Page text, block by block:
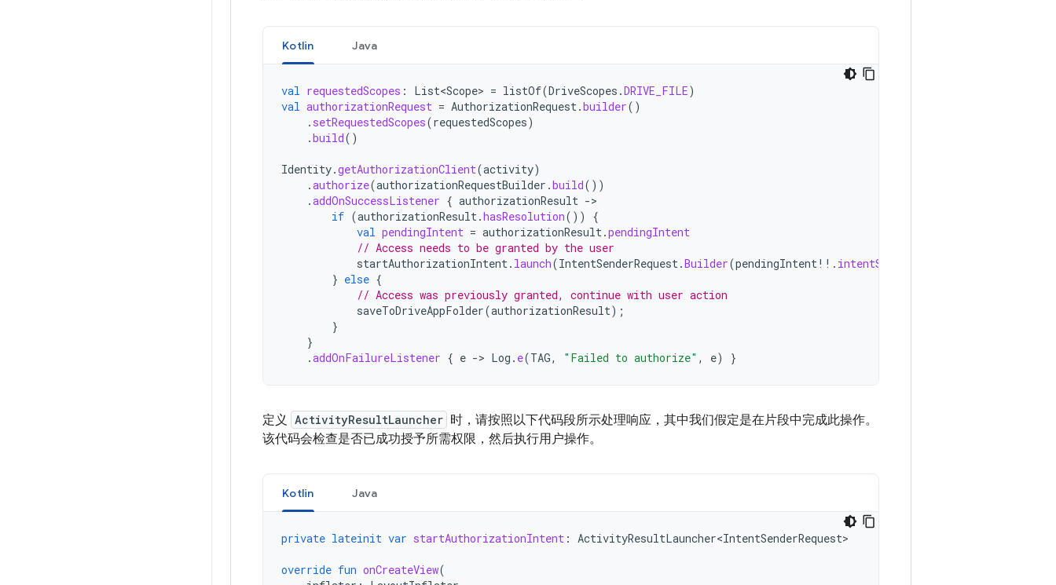
Kotlin Java
val requestedScopes : List<Scope> = listOf(DriveScopes .DRIVE_FILE)
val authorizationRequest = AuthorizationRequest.builder()
. setRequestedScopes(requestedScopes)
.build()
Identity.getAuthorizationClient(activity)
.authorize(authorizationRequestBuilder .build())
.addOnSuccessListener { authorizationResult -
if (authorizationResult.hasResolution())
{
val pendingIntent = authorizationResult.pendingIntent
// Access needs to be granted by the user
startAuthorizationIntent. launch(IntentSenderRequest.Builder(pendingIntent!! . intentSender
} else {
// Access was previously granted, continue with user action
saveToDriveAppFolder(authorizationResult);
}
}
.addOnFailureListener { e -> Log . e(TAG, "Failed to authorize" , e) }
定义 ActivityResultLauncher 时，请按照以下代码段所示处理响应，其中我们假定是在片段中完成此操作。
该代码会检查是否已成功授予所需权限，然后执行用户操作。
Kotlin Java
private lateinit var startAuthorizationIntent : ActivityResultLauncher<IntentSenderRequest>
override fun onCreateView(